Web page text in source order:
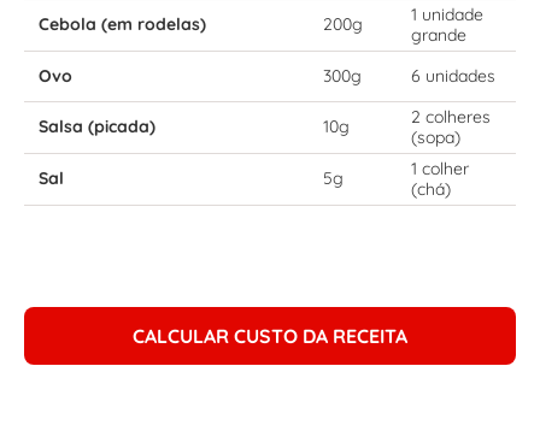
Cebola (em rodelas) 200g
1 unidade
grande
Ovo
300g 6 unidades
Salsa (picada) 10g
2 colheres
(sopa)
Sal
5g
1 colher
(chá)
CALCULAR CUSTO DA RECEITA